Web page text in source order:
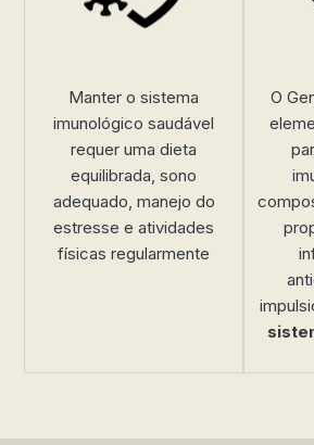
Manter o sistema
imunológico saudável
requer uma dieta
equilibrada, sono
adequado, manejo do
estresse e atividades
físicas regularmente
O